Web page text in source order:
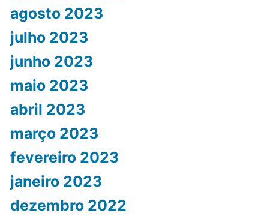
agosto 2023
julho 2023
junho 2023
maio 2023
abril 2023
março 2023
fevereiro 2023
janeiro 2023
dezembro 2022